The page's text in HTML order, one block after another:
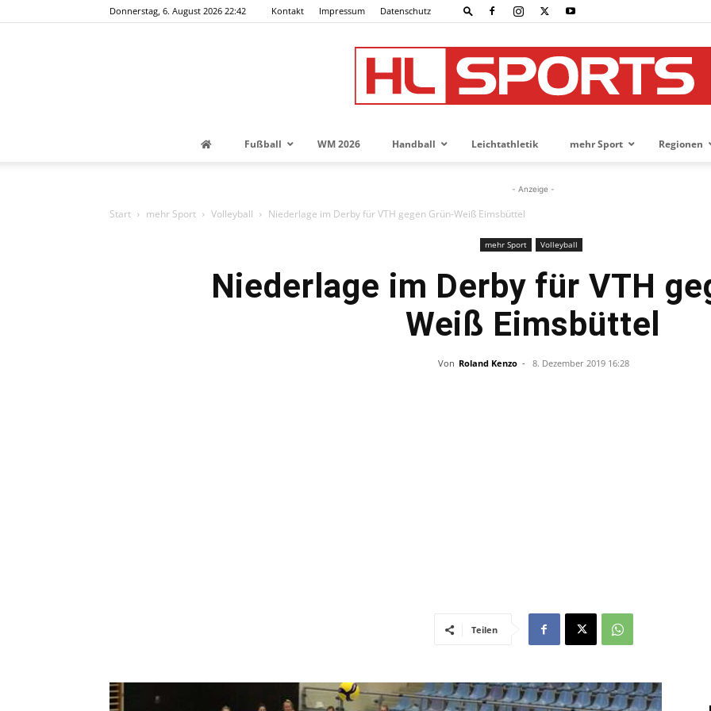
Donnerstag, 6. August 2026 22:42 Kontakt Impressum Datenschutz
–
Fußball WM 2026 Handball Leichtathletik mehr Sport Regionen
- Anzeige -
Start mehr Sport Volleyball Niederlage im Derby für VTH gegen Grün-Weiß Eimsbüttel
mehr Sport Volleyball
Niederlage im Derby für VTH
Weiß Eimsbüttel
Von Roland Kenzo - 8. Dezember 2019 16:28
Teilen